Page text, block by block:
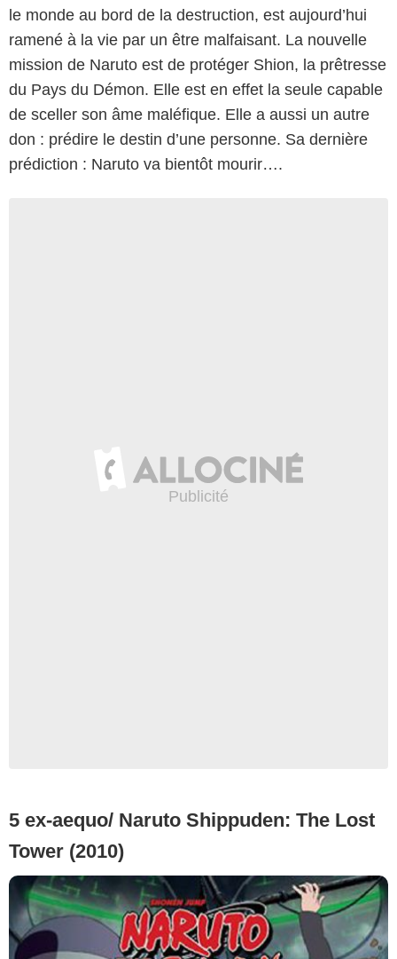
le monde au bord de la destruction, est aujourd’hui
ramené à la vie par un être malfaisant. La nouvelle
mission de Naruto est de protéger Shion, la prêtresse
du Pays du Démon. Elle est en effet la seule capable
de sceller son âme maléfique. Elle a aussi un autre
don : prédire le destin d’une personne. Sa dernière
prédiction : Naruto va bientôt mourir….
5 ex-aequo/ Naruto Shippuden: The Lost
Tower (2010)